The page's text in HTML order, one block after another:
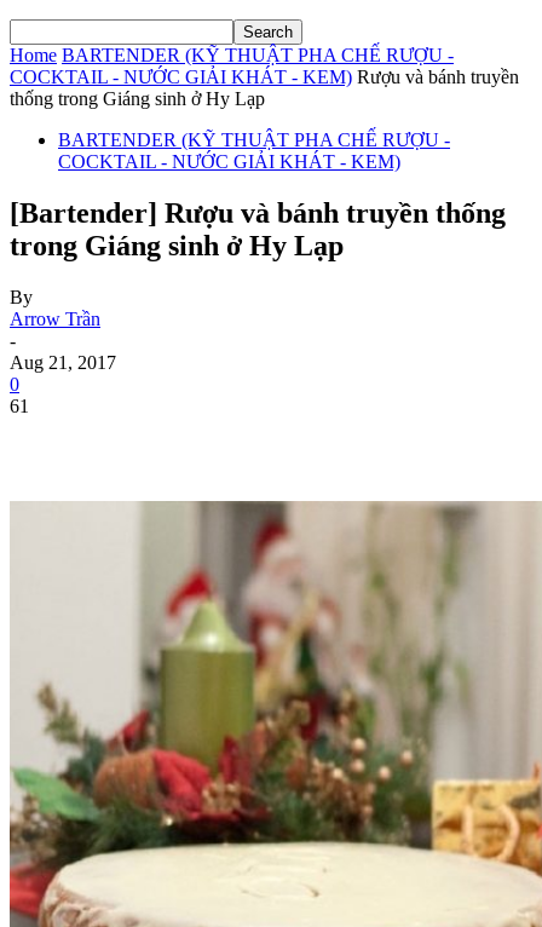
Home BARTENDER (KỸ THUẬT PHA CHẾ RƯỢU -
COCKTAIL - NƯỚC GIẢI KHÁT - KEM) Rượu và bánh truyền
thống trong Giáng sinh ở Hy Lạp
BARTENDER (KỸ THUẬT PHA CHẾ RƯỢU -
COCKTAIL - NƯỚC GIẢI KHÁT - KEM)
[Bartender] Rượu và bánh truyền thống
trong Giáng sinh ở Hy Lạp
By
Arrow Trần
-
Aug 21, 2017
0
61